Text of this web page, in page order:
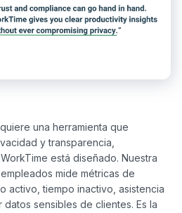
una herramienta que
y transparencia,
está diseñado. Nuestra
mide métricas de
activo, tiempo inactivo, asistencia
sensibles de clientes. Es la